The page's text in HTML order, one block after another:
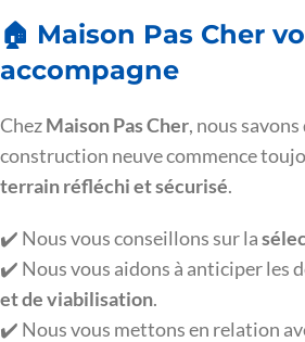
🏠 Maison Pas Cher
accompagne
ChezMaison Pas Cher, nous
construction neuve commence
terrain réfléchi et sécurisé.
✔️ Nous vous conseillons sur la
✔️ Nous vous aidons à anticiper les
et de viabilisation.
✔️ Nous vous mettons en relation